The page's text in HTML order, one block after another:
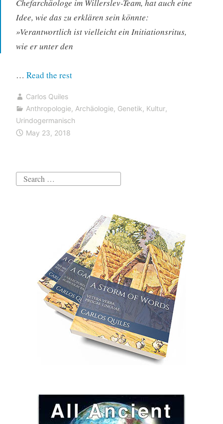
Chefarchäologe im Willerslev-Team, hat auch eine
Idee, wie das zu erklären sein könnte:
»Verantwortlich ist vielleicht ein Initiationsritus,
wie er unter den
… Read the rest
Germanisch
und
Indoanatolische
Kaukasus”
Carlos Quiles
Anthropologie, Archäologie, Genetik, Kultur,
Urindogermanisch
May 23, 2018
Search